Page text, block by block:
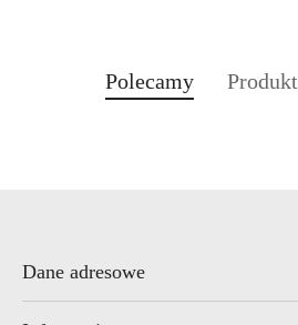
Pomiń karuzelę produktów
Produkty
Polecamy
Dane adresowe